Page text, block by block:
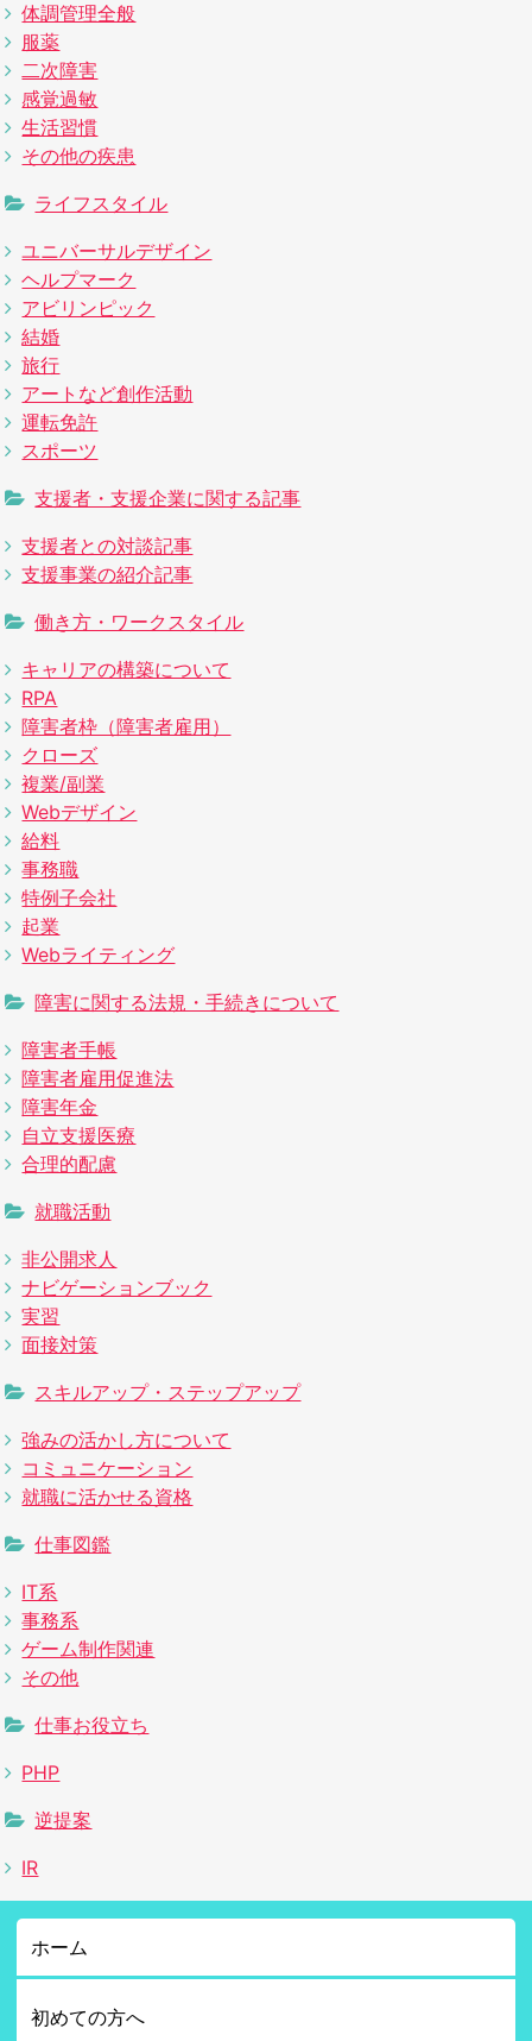
体調管理全般
服薬
二次障害
感覚過敏
生活習慣
その他の疾患
ライフスタイル
ユニバーサルデザイン
ヘルプマーク
アビリンピック
結婚
旅行
アートなど創作活動
運転免許
スポーツ
支援者・支援企業に関する記事
支援者との対談記事
支援事業の紹介記事
働き方・ワークスタイル
キャリアの構築について
RPA
障害者枠（障害者雇用）
クローズ
複業/副業
Webデザイン
給料
事務職
特例子会社
起業
Webライティング
障害に関する法規・手続きについて
障害者手帳
障害者雇用促進法
障害年金
自立支援医療
合理的配慮
就職活動
非公開求人
ナビゲーションブック
実習
面接対策
スキルアップ・ステップアップ
強みの活かし方について
コミュニケーション
就職に活かせる資格
仕事図鑑
IT系
事務系
ゲーム制作関連
その他
仕事お役立ち
PHP
逆提案
IR
ホーム
初めての方へ